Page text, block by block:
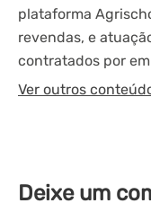
plataforma
revendas, e
contratados por
Ver outros
Deixe um